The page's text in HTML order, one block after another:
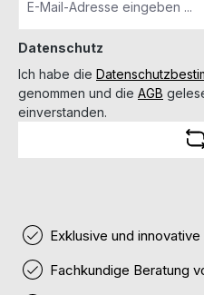
Datenschutz
Ich habe die
genommen und die AGB
einverstanden.
Exklusive und
Fachkundige Beratung